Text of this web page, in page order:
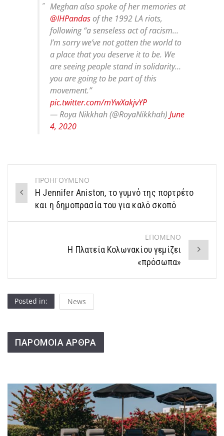
Meghan also spoke of her memories at
@IHPandasof the 1992 LA riots,
following “a senseless act of racism…
I’m sorry we’ve not gotten the world to
a place that you deserve it to be. We
are seeing people stand in solidarity…
you are going to be part of this
movement.”
pic.twitter.com/mYwXakjvYP
— Roya Nikkhah (@RoyaNikkhah) June
4, 2020
Post
navigation
ΠΡΟΗΓΟΥΜΕΝΟ
Η Jennifer Aniston, το γυμνό της πορτρέτο
και η δημοπρασία του για καλό σκοπό
ΕΠΟΜΕΝΟ
Η Πλατεία Κολωνακίου γεμίζει
«πρόσωπα»
Posted in: News
ΠΑΡΟΜΟΙΑ ΑΡΘΡΑ